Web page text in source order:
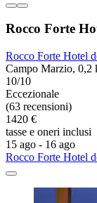
Rocco Forte
Rocco Forte Hotel
Campo Marzio, 0,2
10/10
Eccezionale
(63 recensioni)
1420 €
tasse e oneri inclusi
15 ago - 16 ago
Rocco Forte Hotel